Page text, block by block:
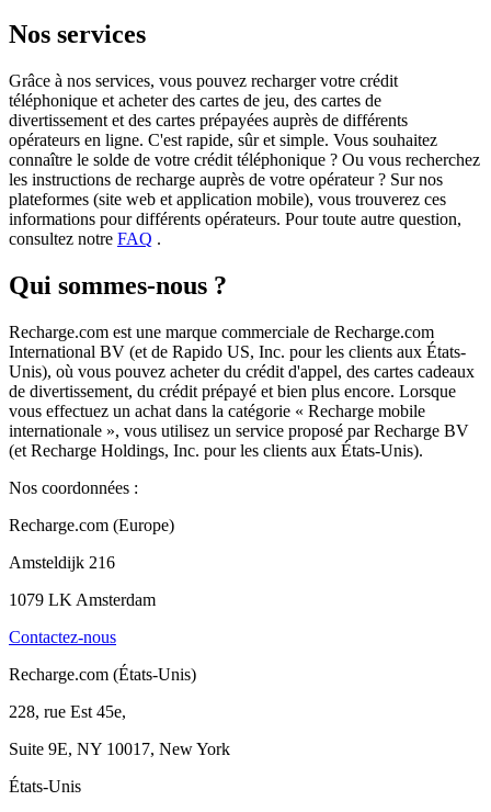
Nos services
Grâce à nos services, vous pouvez recharger votre crédit
téléphonique et acheter des cartes de jeu, des cartes de
divertissement et des cartes prépayées auprès de différents
opérateurs en ligne. C'est rapide, sûr et simple. Vous souhaitez
connaître le solde de votre crédit téléphonique ? Ou vous recherchez
les instructions de recharge auprès de votre opérateur ? Sur nos
plateformes (site web et application mobile), vous trouverez ces
informations pour différents opérateurs. Pour toute autre question,
consultez notre FAQ .
Qui sommes-nous ?
Recharge.com est une marque commerciale de Recharge.com
International BV (et de Rapido US, Inc. pour les clients aux États-
Unis), où vous pouvez acheter du crédit d'appel, des cartes cadeaux
de divertissement, du crédit prépayé et bien plus encore. Lorsque
vous effectuez un achat dans la catégorie « Recharge mobile
internationale », vous utilisez un service proposé par Recharge BV
(et Recharge Holdings, Inc. pour les clients aux États-Unis).
Nos coordonnées :
Recharge.com (Europe)
Amsteldijk 216
1079 LK Amsterdam
Contactez-nous
Recharge.com (États-Unis)
228, rue Est 45e,
Suite 9E, NY 10017, New York
États-Unis